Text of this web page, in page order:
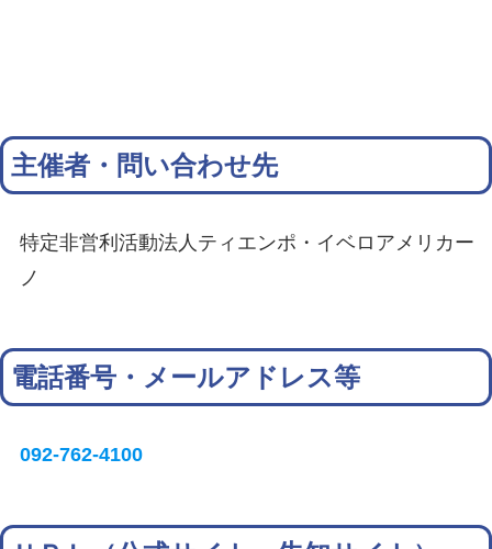
主催者・問い合わせ先
特定非営利活動法人ティエンポ・イベロアメリカー
ノ
電話番号・メールアドレス等
092-762-4100